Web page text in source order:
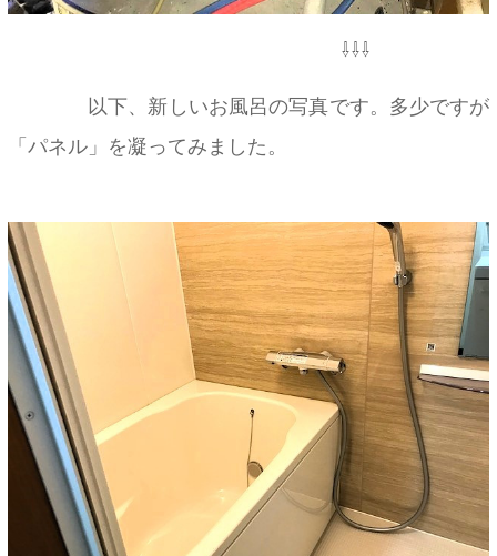
⇩⇩⇩
以下、新しいお風呂の写真です。多少ですが
「パネル」を凝ってみました。